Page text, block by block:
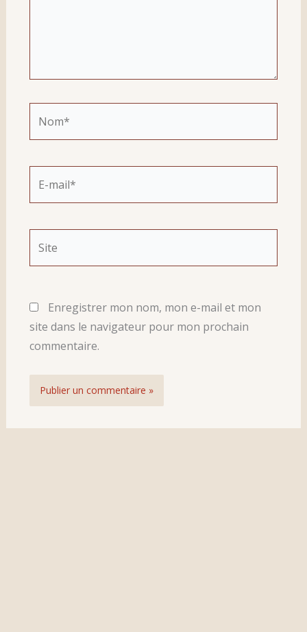
Enregistrer mon nom, mon e-mail et mon
site dans le navigateur pour mon prochain
commentaire.